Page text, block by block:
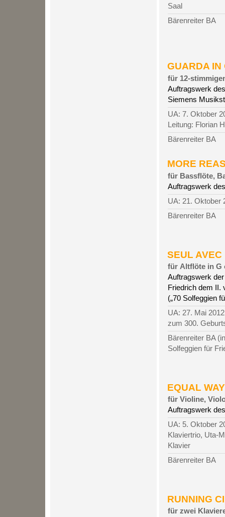
Saal
Bärenreiter BA
GUARDA IN
für 12-
Auftragswerk
Siemens
UA: 7. Oktober
Leitung: Florian
Bärenreiter BA
MORE
für Bassflöte,
Auftragswerk
UA: 21. Oktober
Bärenreiter BA
SEUL AVEC
für Altflöte in G
Auftragswerk
Friedrich dem II.
(„70 Solfeggien
UA: 27. Mai
zum 300.
Bärenreiter BA
Solfeggien für
EQUAL
für Violine,
Auftragswerk
UA: 5. Oktober
Klaviertrio, Uta-
Klavier
Bärenreiter BA
RUNNING
für zwei